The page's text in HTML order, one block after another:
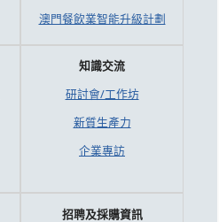
澳門餐飲業智能升級計劃
知識交流
研討會/工作坊
新質生產力
企業專訪
招聘及採購資訊